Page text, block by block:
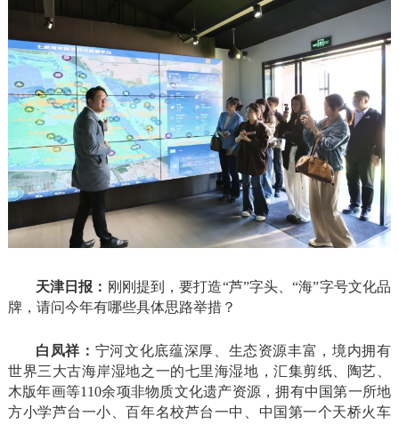
天津日报： 刚刚提到，要打造“芦”字头、“海”字号文化品
牌，请问今年有哪些具体思路举措？
白凤祥： 宁河文化底蕴深厚、生态资源丰富，境内拥有
世界三大古海岸湿地之一的七里海湿地，汇集剪纸、陶艺、
木版年画等110余项非物质文化遗产资源，拥有中国第一所地
方小学芦台一小、百年名校芦台一中、中国第一个天桥火车